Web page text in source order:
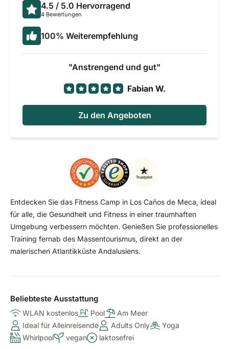
4.5 / 5.0 Hervorragend
4 Bewertungen
100% Weiterempfehlung
Anstrengend und gut
Fabian W.
Zu den Angeboten
Entdecken Sie das Fitness Camp in Los Caños de Meca, ideal
für alle, die Gesundheit und Fitness in einer traumhaften
Umgebung verbessern möchten. Genießen Sie professionelles
Training fernab des Massentourismus, direkt an der
malerischen Atlantikküste Andalusiens.
Beliebteste Ausstattung
WLAN kostenlos Pool
Am Meer
Ideal für Alleinreisende
Adults Only
Yoga
Whirlpool
vegan
laktosefrei